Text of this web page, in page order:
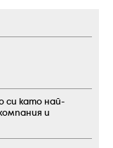
си като най-
и